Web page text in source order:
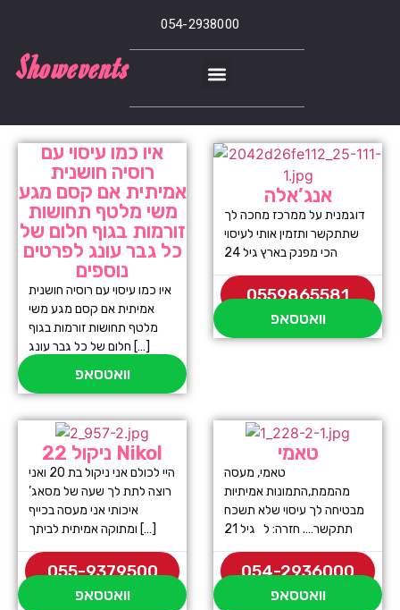
054-2938000
Showevents
איו כמו עיסוי עם
רוסיה חושנית
אמיתית אם קסם מגע
משי מלטף תחושות
זורמות בגוף חלום של
כל גבר עונג לפרטים
נוספים
איו כמו עיסוי עם רוסיה חושנית
אמיתית אם קסם מגע משי
מלטף תחושות זורמות בגוף
חלום של כל גבר עונג […]
וואטסאפ
אנג’אלה
דוגמנית על ממרכז מחכה לך
שתתקשר ותזמין אותי לעיסוי
הכי מפנק בארץ גיל 24
0559865581
וואטסאפ
ניקול 22 Nikol
היי לכולם אני ניקול בת 20 ואני
רוצה לתת לך שעה של מסאג’
איכותי אני מעסה בכייף
ומתוקה אמיתית לביתך […]
055-9379500
וואטסאפ
טאמי
טאמי, מעסה
מהממת,התמונות אמיתיות
מבטיחה לך עיסוי שלא תשכח
054-2936000
וואטסאפ